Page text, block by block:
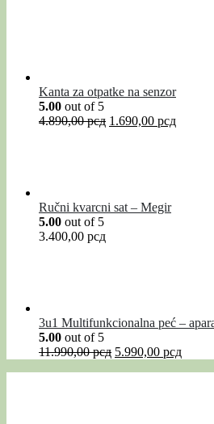
Kanta za otpatke na senzor
5.00 out of 5
4.890,00рсд 1.690,00 рсд
Ručni kvarcni sat – Megir
5.00 out of 5
3.400,00 рсд
3u1 Multifunkcionalna peć –
5.00 out of 5
11.990,00рсд 5.990,00 рсд